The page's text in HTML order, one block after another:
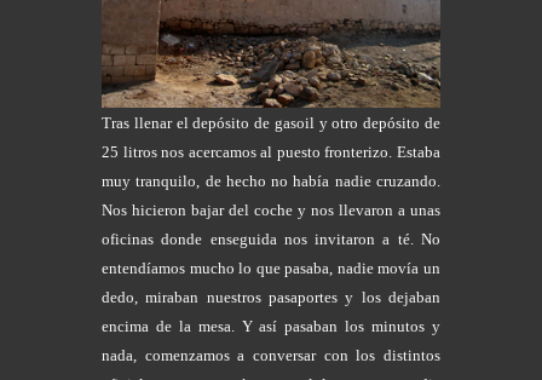
Tras llenar el depósito de gasoil y otro depósito de
25 litros nos acercamos al puesto fronterizo. Estaba
muy tranquilo, de hecho no había nadie cruzando.
Nos hicieron bajar del coche y nos llevaron a unas
oficinas donde enseguida nos invitaron a té. No
entendíamos mucho lo que pasaba, nadie movía un
dedo, miraban nuestros pasaportes y los dejaban
encima de la mesa. Y así pasaban los minutos y
nada, comenzamos a conversar con los distintos